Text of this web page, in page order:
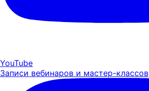
YouTube
Записи вебинаров и мастер-классов